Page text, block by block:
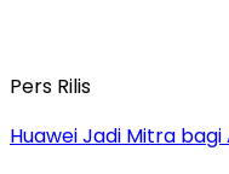
Pers Rilis
Huawei Jadi Mitra bagi